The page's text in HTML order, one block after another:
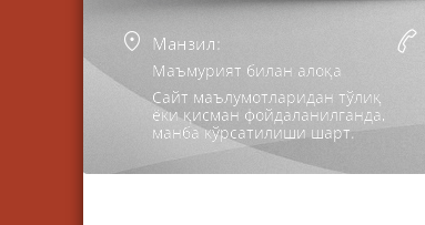
Манзил:
Маъмурият билан алоқа
Сайт маълумотларидан тўлиқ
ёки қисман фойдаланилганда,
манба кўрсатилиши шарт.